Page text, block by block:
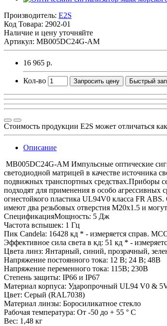
Производитель: E2S
Код Товара: 2902-01
Наличие и цену уточняйте
Артикул: MB005DC24G-AM
16 965 р.
Кол-во Запросить цену Быстрый
Стоимость продукции E2S может отличаться
Описание
MB005DC24G-AM Импульсные оптические
светодиодной матрицей в качестве источника
подвижных транспортных средствах.Приборы
подходят для применения в особо агрессивных
огнестойкого пластика UL94V0 класса FR
имеют два резьбовых отверстия М20х1.5 и
СпецификацияМощность: 5 Дж
Частота вспышек: 1 Гц
Пик Candela: 16428 кд * - измеряется справ.
Эффективное сила света в кд: 51 кд * -
Цвета линз: Янтарный, синий, прозрачный,
Напряжение постоянного тока: 12 В; 24 В; 48В
Напряжение переменного тока: 115В; 230В
Степень защиты: IP66 и IP67
Материал корпуса: Ударопрочный UL94 V0 &
Цвет: Серый (RAL7038)
Материал линзы: Боросиликатное стекло
Рабочая температура: От -50 до + 55 ° C
Вес: 1,48 кг